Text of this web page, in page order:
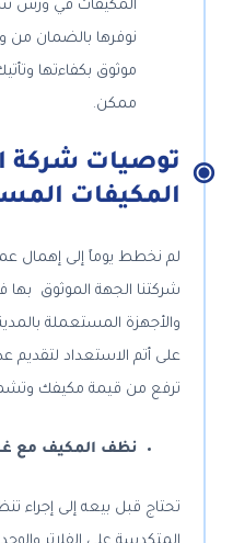
نوفرها بالضمان من
موثوق بكفاءتها
ممكن.
توصيات شركة
المكيفات
لم نخطط يوماً إلى إهمال
شركتنا الجهة الموثوق بها
والأجهزة المستعملة
على أتم الاستعداد لتقديم
ترفع من قيمة مكيفك
نظف المكيف مع
تحتاج قبل بيعه إلى إجراء